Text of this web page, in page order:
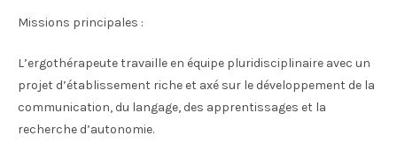
Missions principales :
L’ergothérapeute travaille en équipe pluridisciplinaire avec un
projet d’établissement riche et axé sur le développement de la
communication, du langage, des apprentissages et la
recherche d’autonomie.